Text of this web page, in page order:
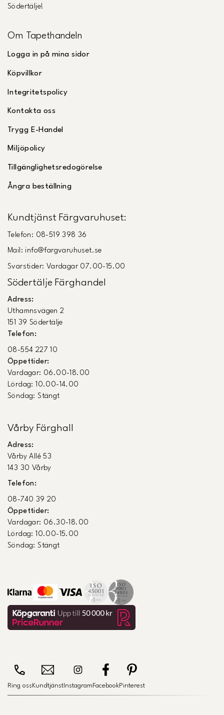
Södertälje!
Om Tapethandeln
Logga in på mina sidor
Köpvillkor
Integritetspolicy
Kontakta oss
Trygg E-Handel
Miljöpolicy
Tillgänglighetsredogörelse
Ångra beställning
Kundtjänst Färgvaruhuset:
Telefon: 08-519 398 36
Mail: info@fargvaruhuset.se
Svarstider: Vardagar 07.00-15.00
Södertälje Färghandel
Adress:
Uthamnsvägen 2
151 39 Södertälje
Telefon:
08-554 227 10
Öppettider:
Vardagar: 06.00-18.00
Lördag: 10.00-14.00
Söndag: Stängt
Vårby Färghall
Adress:
Vårby Allé 53
143 30 Vårby
Telefon:
08-740 39 20
Öppettider:
Vardagar: 06.30-18.00
Lördag: 10.00-15.00
Söndag: Stängt
Ring oss Kundtjänst Instagram FacebookPinterest